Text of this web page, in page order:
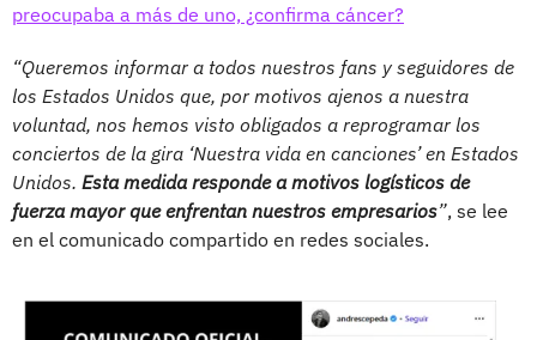
preocupaba a más de uno, ¿confirma cáncer?
“Queremos informar a todos nuestros fans y seguidores de
los Estados Unidos que, por motivos ajenos a nuestra
voluntad, nos hemos visto obligados a reprogramar los
conciertos de la gira ‘Nuestra vida en canciones’ en Estados
Unidos. Esta medida responde a motivos logísticos de
fuerza mayor que enfrentan nuestros empresarios”, se lee
en el comunicado compartido en redes sociales.